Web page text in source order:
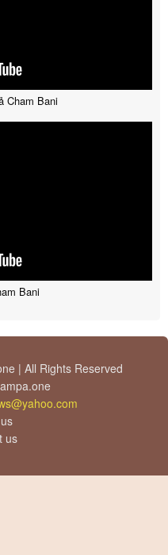
Cham Bani
Bani
| All Rights Reserved
us